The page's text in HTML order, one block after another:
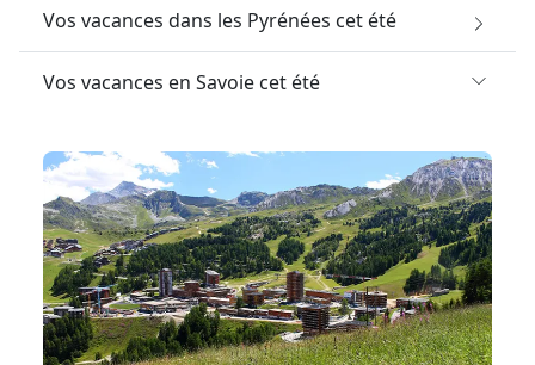
Vos vacances dans les Pyrénées cet été
Vos vacances en Savoie cet été